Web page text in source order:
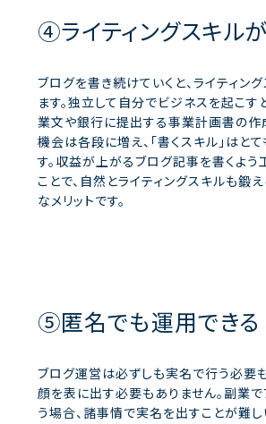
④ライティングスキル
ブログを書き続けていくと、ライティン
ます。独立して自分でビジネスを起こす
業文や銀行に提出する事業計画書の作
機会は各段に増え、「書くスキル」はと
す。収益が上がるブログ記事を書くよう
ことで、自然とライティングスキルも鍛
なメリットです。
⑤匿名でも運用できる
ブログ運営は必ずしも実名で行う必要
顔を表に出す必要もありません。副業
う場合、諸事情で実名を出すことが難